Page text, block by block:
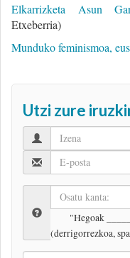
Elkarrizketa Asun
Etxeberria)
Munduko feminismoa,
Utzi zure
"Hegoak
(derrigorrezkoa,